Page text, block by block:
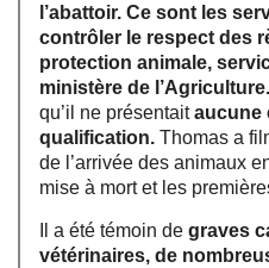
l’abattoir. Ce sont les
contrôler le respect des
protection animale,
ministère de l’Agriculture.
qu’il ne présentaitaucune
qualification. Thomas a
de l’arrivée des animaux
mise à mort et les
Il a été témoin de graves
vétérinaires, de